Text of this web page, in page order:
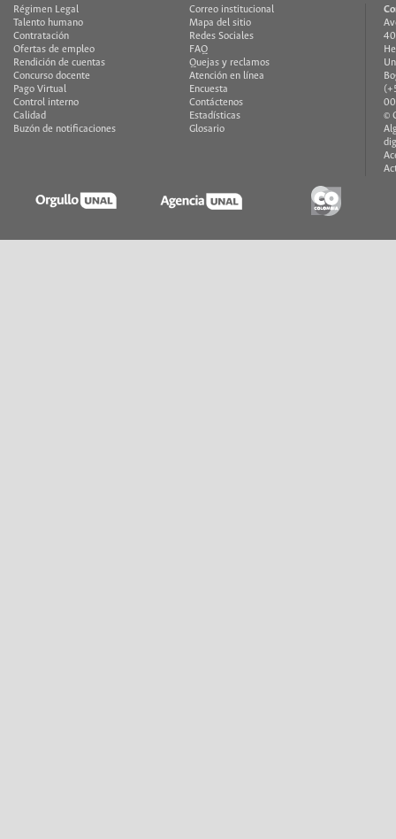
Régimen Legal
Talento humano
Contratación
Ofertas de empleo
Rendición de cuentas
Concurso docente
Pago Virtual
Control interno
Calidad
Buzón de notificaciones
Correo institucional
Mapa del sitio
Redes Sociales
FAQ
Quejas y reclamos
Atención en línea
Encuesta
Contáctenos
Estadísticas
Glosario
©